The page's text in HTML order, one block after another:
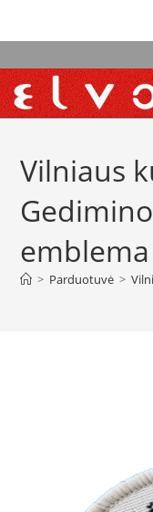
Vilniaus
emblema
> Parduotuvė >